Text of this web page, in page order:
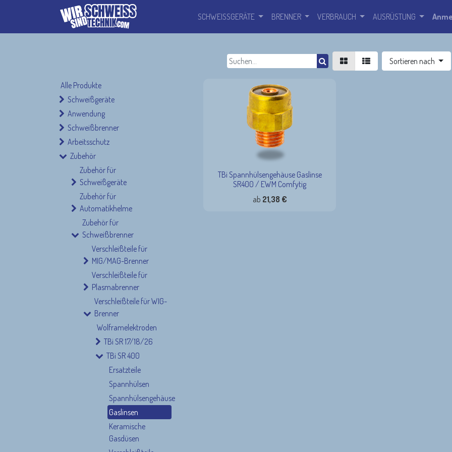
SCHWEISSGERÄTE BRENNER VERBRAUCH AUSRÜSTUNG
Sortieren nach
Alle Produkte
Schweißgeräte
Anwendung
Schweißbrenner
Arbeitsschutz
Zubehör
Zubehör für
Schweißgeräte
Zubehör für
Automatikhelme
Zubehör für
Schweißbrenner
Verschleißteile für
MIG/MAG-Brenner
Verschleißteile für
Plasmabrenner
Verschleißteile für WIG-
Brenner
Wolframelektroden
TBi SR 17/18/26
TBi SR 400
Ersatzteile
Spannhülsen
Spannhülsengehäuse
Gaslinsen
Keramische
Gasdüsen
TBi Spannhülsengehäuse Gaslinse
SR400 / EWM Comfytig
ab 21,38 €
Nützliche Links
Kundenservice (FAQ)